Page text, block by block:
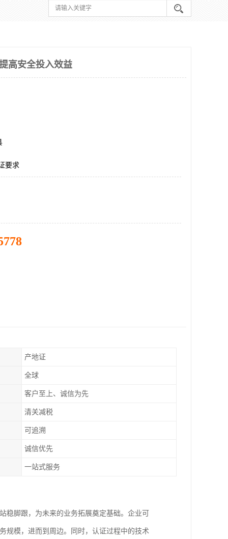
高安全投入效益
要求
产地证
全球
客户至上、诚信为先
清关减税
可追溯
诚信优先
一站式服务
稳脚跟，为未来的业务拓展奠定基础。企业可
规模，进而到周边。同时，认证过程中的技术